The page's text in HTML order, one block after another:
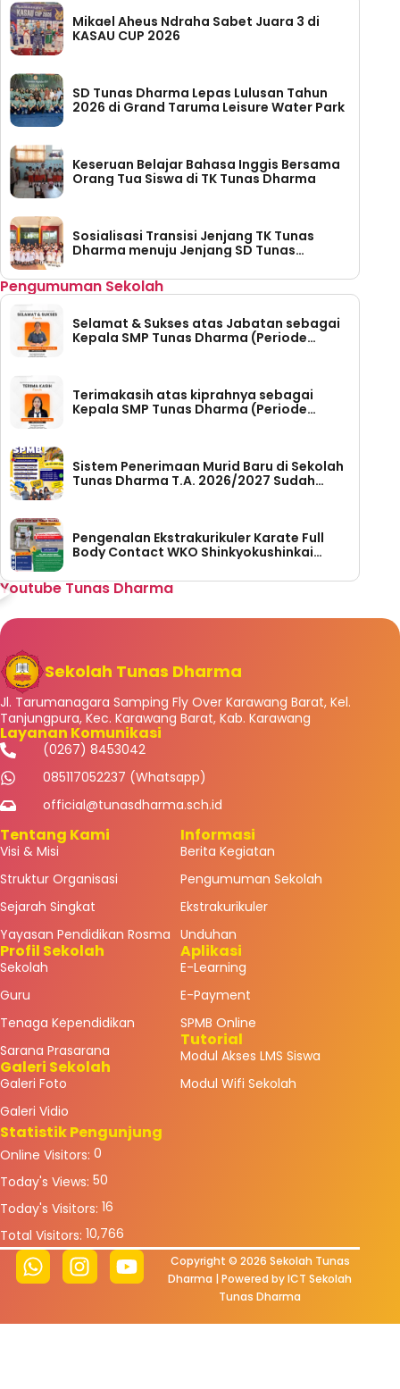
Mikael Aheus Ndraha Sabet Juara 3 di
KASAU CUP 2026
SD Tunas Dharma Lepas Lulusan Tahun
2026 di Grand Taruma Leisure Water Park
Keseruan Belajar Bahasa Inggis Bersama
Orang Tua Siswa di TK Tunas Dharma
Sosialisasi Transisi Jenjang TK Tunas
Dharma menuju Jenjang SD Tunas
Pengumuman Sekolah
Selamat & Sukses atas Jabatan sebagai
Kepala SMP Tunas Dharma (Periode
Terimakasih atas kiprahnya sebagai
Kepala SMP Tunas Dharma (Periode
Sistem Penerimaan Murid Baru di Sekolah
Tunas Dharma T.A. 2026/2027 Sudah
Pengenalan Ekstrakurikuler Karate Full
Body Contact WKO Shinkyokushinkai
Youtube Tunas Dharma
Sekolah Tunas Dharma
Jl. Tarumanagara Samping Fly Over Karawang Barat, Kel.
Tanjungpura, Kec. Karawang Barat, Kab. Karawang
Layanan Komunikasi
(0267) 8453042
085117052237 (Whatsapp)
official@tunasdharma.sch.id
Tentang Kami
Visi & Misi
Struktur Organisasi
Sejarah Singkat
Yayasan Pendidikan Rosma
Profil Sekolah
Sekolah
Guru
Tenaga Kependidikan
Sarana Prasarana
Galeri Sekolah
Galeri Foto
Galeri Vidio
Informasi
Berita Kegiatan
Pengumuman Sekolah
Ekstrakurikuler
Unduhan
Aplikasi
E-Learning
E-Payment
SPMB Online
Tutorial
Modul Akses LMS Siswa
Modul Wifi Sekolah
Statistik Pengunjung
Online Visitors: 0
Today's Views: 50
Today's Visitors: 16
Total Visitors: 10,766
Copyright © 2026 Sekolah Tunas
Dharma | Powered by ICT Sekolah
Tunas Dharma